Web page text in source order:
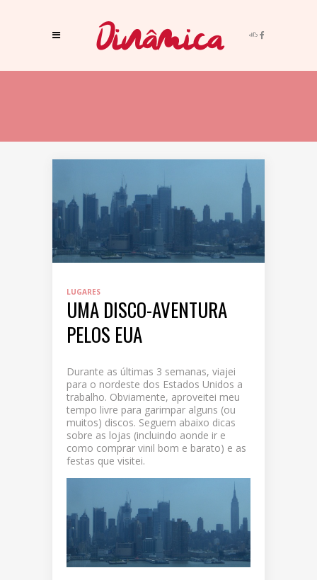
LUGARES
UMA DISCO-AVENTURA
PELOS EUA
Durante as últimas 3 semanas, viajei
para o nordeste dos Estados Unidos a
trabalho. Obviamente, aproveitei meu
tempo livre para garimpar alguns (ou
muitos) discos. Seguem abaixo dicas
sobre as lojas (incluindo aonde ir e
como comprar vinil bom e barato) e as
festas que visitei.